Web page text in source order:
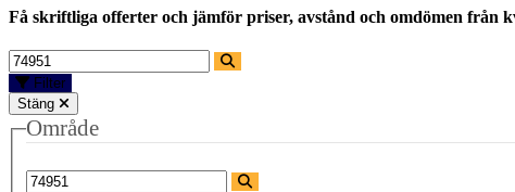
Få skriftliga offerter och jämför priser, avstånd och omdömen från
Filter
Stäng
Område